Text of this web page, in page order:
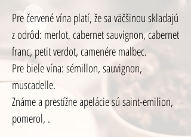
Pre červené vína platí, že sa väčšinou skladajú
z odrôd: merlot, cabernet sauvignon, cabernet
franc, petit verdot, camenére malbec.
Pre biele vína: sémillon, sauvignon,
muscadelle.
Známe a prestížne apelácie sú saint-emilion,
pomerol, .